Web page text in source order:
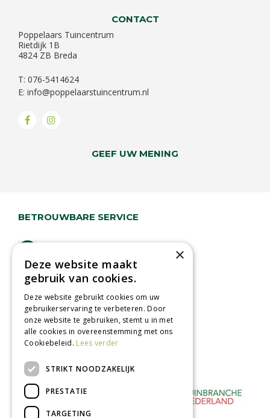
CONTACT
Poppelaars Tuincentrum
Rietdijk 1B
4824 ZB Breda
T: 076-5414624
E: info@poppelaarstuincentrum.nl
GEEF UW MENING
BETROUWBARE SERVICE
Lage verzendkosten
Vandaag besteld
binnen 2 dagen ophalen!
Afhalen in tuincentrum
Betaal veilig
met iDeal - Wero
×
Deze website maakt
gebruik van cookies.
Deze website gebruikt cookies om uw
gebruikerservaring te verbeteren. Door
onze website te gebruiken, stemt u in met
alle cookies in overeenstemming met ons
Cookiebeleid. Lees verder
STRIKT NOODZAKELIJK
PRESTATIE
TARGETING